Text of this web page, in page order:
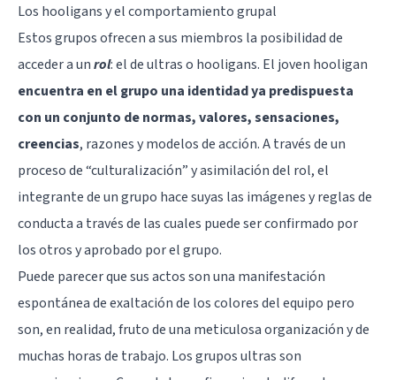
Los hooligans y el comportamiento grupal
Estos grupos ofrecen a sus miembros la posibilidad de
acceder a unrol: el de ultras o hooligans. El joven hooligan
encuentra en el grupo una identidad ya predispuesta
con un conjunto de normas, valores, sensaciones,
creencias, razones y modelos de acción. A través de un
proceso de “culturalización” y asimilación del rol, el
integrante de un grupo hace suyas las imágenes y reglas de
conducta a través de las cuales puede ser confirmado por
los otros y aprobado por el grupo.
Puede parecer que sus actos son una manifestación
espontánea de exaltación de los colores del equipo pero
son, en realidad, fruto de una meticulosa organización y de
muchas horas de trabajo. Los grupos ultras son